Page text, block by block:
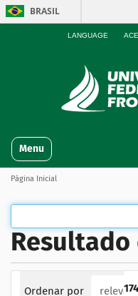
BRASIL
LANGUAGE
v
Toggle navigation
Página Inicial
Resultado
Ordenar por